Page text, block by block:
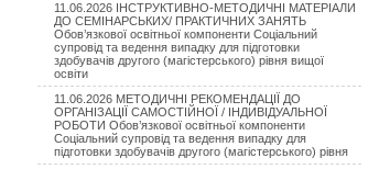
11.06.2026 ІНСТРУКТИВНО-МЕТОДИЧНІ МАТЕРІАЛИ
ДО СЕМІНАРСЬКИХ/ ПРАКТИЧНИХ ЗАНЯТЬ
Обов’язкової освітньої компоненти Соціальний
супровід та ведення випадку для підготовки
здобувачів другого (магістерського) рівня вищої
освіти
11.06.2026 МЕТОДИЧНІ РЕКОМЕНДАЦІЇ ДО
ОРГАНІЗАЦІЇ САМОСТІЙНОЇ / ІНДИВІДУАЛЬНОЇ
РОБОТИ Обов’язкової освітньої компоненти
Соціальний супровід та ведення випадку для
підготовки здобувачів другого (магістерського) рівня